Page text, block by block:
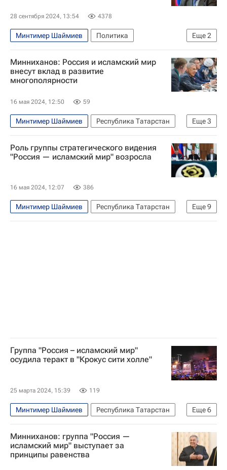
28 сентября 2024, 13:54 4378
Еще2
Минтимер Шаймиев
Политика
Республика Татарстан (Татарстан)
Россия
Минниханов: Россия и исламский мир
внесут вклад в развитие
многополярности
16 мая 2024, 12:50 59
Еще3
Минтимер Шаймиев
Республика Татарстан
Казань
Рустам Минниханов
Евгений Примаков
Роль группы стратегического видения
"Россия — исламский мир" возросла
16 мая 2024, 12:07 386
Еще9
Минтимер Шаймиев
Республика Татарстан
Россия
Москва
Казань
Группа "Россия – исламский мир"
осудила теракт в "Крокус сити холле"
25 марта 2024, 15:39 119
Еще6
Минтимер Шаймиев
Республика Татарстан
Крокус Сити Холл
Следственный комитет России (СК РФ)
МЧС России (Министерство РФ по делам гражданской обороны, чрезвычайным ситуациям и ликвидации последствий стихийных бедствий)
Минниханов: группа "Россия —
исламский мир" выступает за
принципы равенства